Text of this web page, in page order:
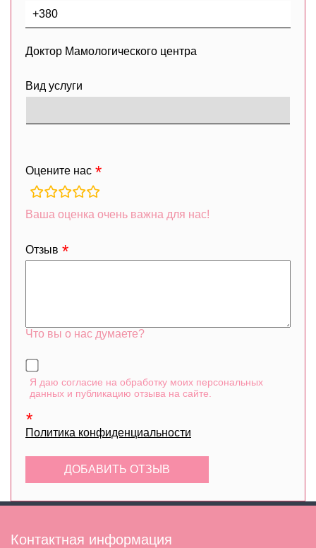
Доктор Мамологического центра
Вид услуги
Оцените нас
rating
fields
Ваша оценка очень важна для нас!
Отзыв
Что вы о нас думаете?
Я даю согласие на обработку моих персональных
данных и публикацию отзыва на сайте.
Политика конфиденциальности
Контактная информация